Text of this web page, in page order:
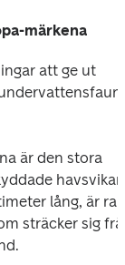
märkena
att ge ut
är den stora
havsvikar.
lång, är rar
sträcker sig